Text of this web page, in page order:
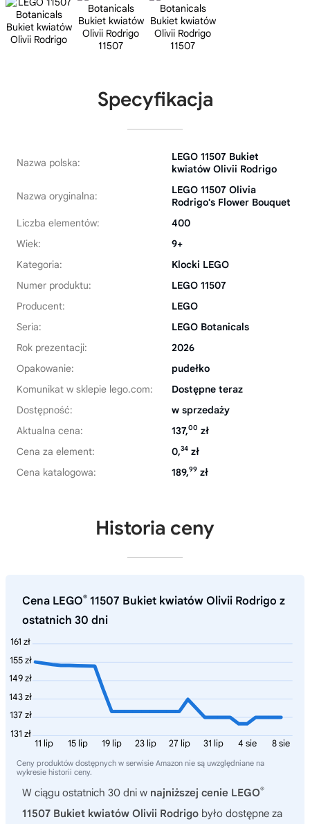
Specyfikacja
Nazwa polska:
LEGO 11507 Bukiet
kwiatów Olivii Rodrigo
Nazwa oryginalna:
LEGO 11507 Olivia
Rodrigo's Flower Bouquet
Liczba elementów:
400
Wiek:
9+
Kategoria:
Klocki LEGO
Numer produktu:
LEGO 11507
Producent:
LEGO
Seria:
LEGO Botanicals
Rok prezentacji:
2026
Opakowanie:
pudełko
Komunikat w sklepie lego.com:
Dostępne teraz
Dostępność:
w sprzedaży
Aktualna cena:
137,00 zł
Cena za element:
0,34 zł
Cena katalogowa:
189,99 zł
Historia ceny
Cena LEGO® 11507 Bukiet kwiatów Olivii Rodrigo z
ostatnich 30 dni
161 zł
155 zł
149 zł
143 zł
137 zł
131 zł
8 sie
4 sie
31 lip
27 lip
23 lip
19 lip
15 lip
11 lip
Ceny produktów dostępnych w serwisie Amazon nie są uwzględniane na
wykresie historii ceny.
W ciągu ostatnich 30 dni w najniższej cenie LEGO®
11507 Bukiet kwiatów Olivii Rodrigo było dostępne za